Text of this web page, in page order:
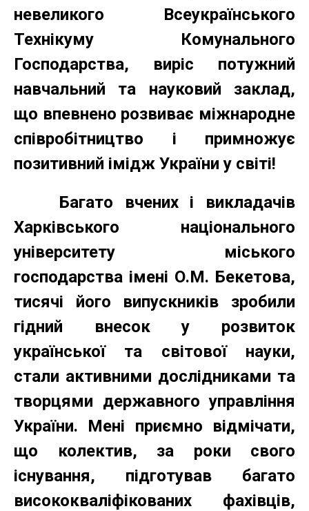
невеликого Всеукраїнського
Технікуму Комунального
Господарства, виріс потужний
навчальний та науковий заклад,
що впевнено розвиває міжнародне
співробітництво і примножує
позитивний імідж України у світі!
Багато вчених і викладачів
Харківського національного
університету міського
господарства імені О.М. Бекетова,
тисячі його випускників зробили
гідний внесок у розвиток
української та світової науки,
стали активними дослідниками та
творцями державного управління
України. Мені приємно відмічати,
що колектив, за роки свого
існування, підготував багато
висококваліфікованих фахівців,